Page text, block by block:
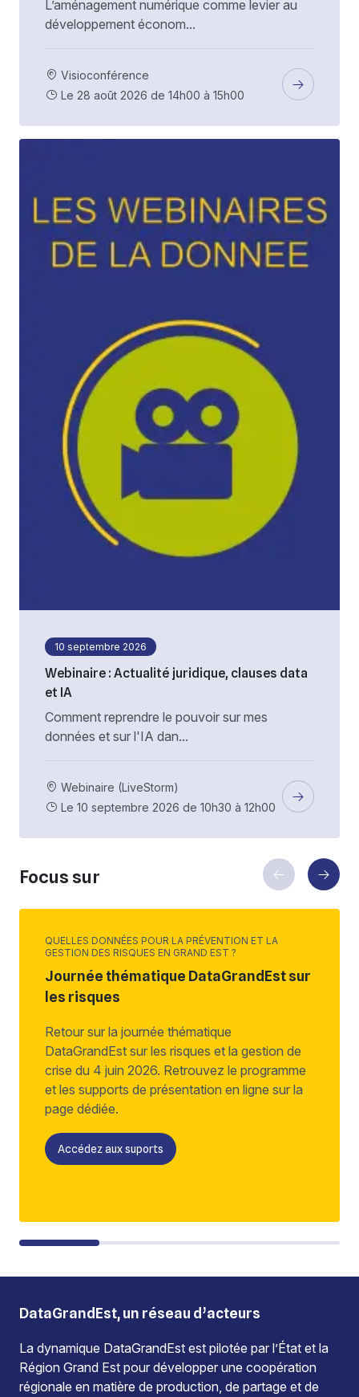
L’aménagement numérique comme levier au
développement économ...
Visioconférence
Le 28 août 2026 de 14h00 à 15h00
10 septembre 2026
Webinaire : Actualité juridique, clauses data
et IA
Comment reprendre le pouvoir sur mes
données et sur l'IA dan...
Webinaire (LiveStorm)
Le 10 septembre 2026 de 10h30 à 12h00
Focus sur
QUELLES DONNÉES POUR LA PRÉVENTION ET LA
GESTION DES RISQUES EN GRAND EST ?
Journée thématique DataGrandEst sur
les risques
Retour sur la journée thématique
DataGrandEst sur les risques et la gestion de
crise du 4 juin 2026. Retrouvez le programme
et les supports de présentation en ligne sur la
page dédiée.
Accédez aux suports
DataGrandEst, un réseau d’acteurs
La dynamique DataGrandEst est pilotée par l’État et la
Région Grand Est pour développer une coopération
régionale en matière de production, de partage et de